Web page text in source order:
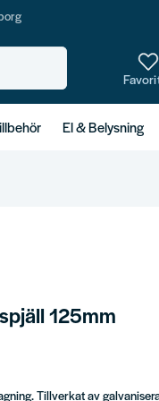
El & Belysning
125mm
Tillverkat av